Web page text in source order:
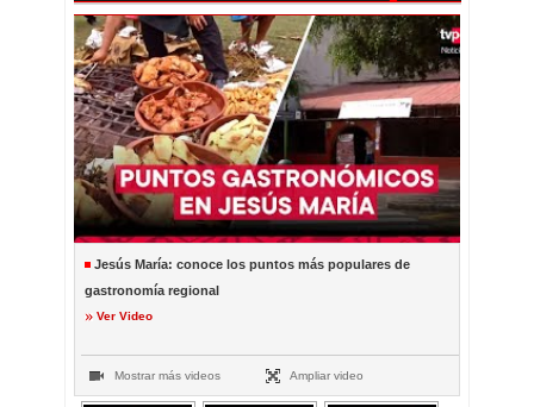
Jesús María: conoce los puntos más populares de
gastronomía regional
Ver Video
Mostrar más videos Ampliar video